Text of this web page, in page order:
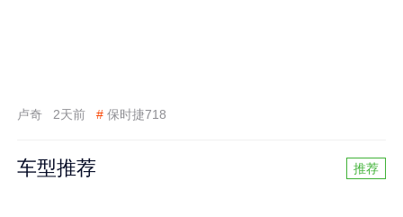
卢奇 2天前 # 保时捷718
车型推荐 推荐